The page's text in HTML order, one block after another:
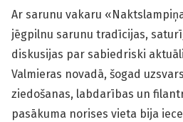
Ar sarunu vakaru
jēgpilnu sarunu tradīcijas,
diskusijas par sabiedriski
Valmieras novadā, šogad
ziedošanas, labdarības un
pasākuma norises vieta bija